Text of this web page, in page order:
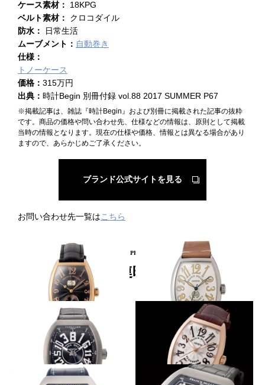
ケース素材： 18KPG
ベルト素材： クロコダイル
防水：
日常生活
ムーブメント： 自動巻き
仕様：
トノーケース
価格： 315万円
出典： 時計Begin 別冊付録 vol.88 2017 SUMMER P67
※掲載記事は、雑誌『時計Begin』および別冊に掲載された記事の抜粋
です。商品の価格や問い合わせ先、仕様などの情報は、原則として掲載
当時の情報となります。現在の仕様や価格、情報とは異なる場合があり
ますので、あらかじめご了承ください。
ブランド公式サイトを見る
お問い合わせ先一覧はこちら
PICKUP PRODUCT
関連時計
初代トノウの形を再現
FRANCK MULLER
トノウ カーベックス グランギ
生誕25周年記念モデル
FRANCK MULLER
カサブランカ 25th アニバーサ
大型針が豪快にジャンプ
過ぎ去った時間の大切さを想う